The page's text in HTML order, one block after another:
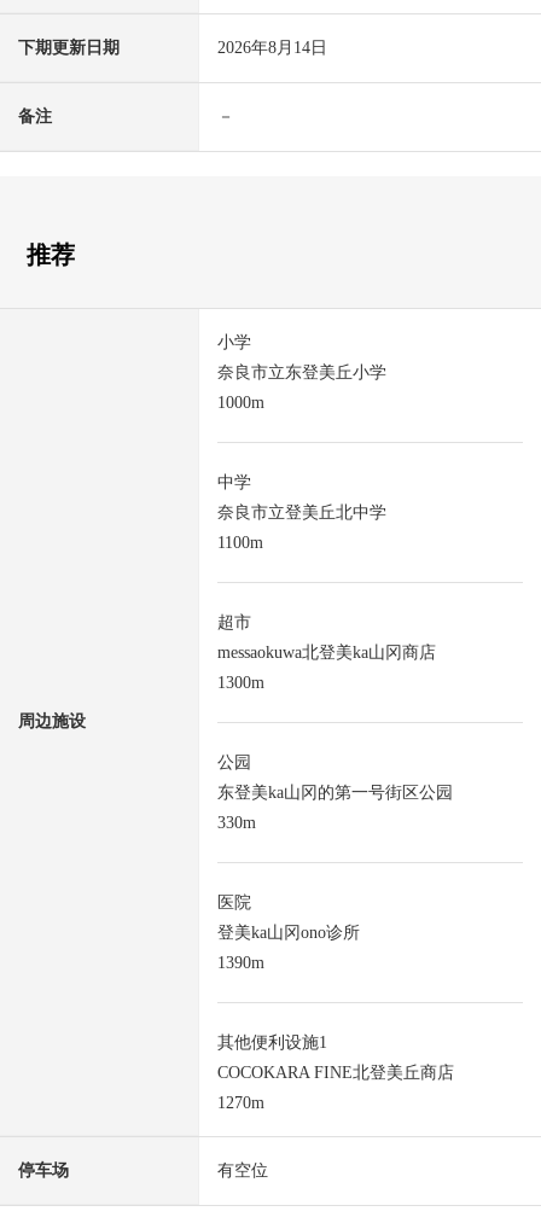
下期更新日期 2026年8月14日
备注 －
推荐
周边施设
小学
奈良市立东登美丘小学
1000m
中学
奈良市立登美丘北中学
1100m
超市
messaokuwa北登美ka山冈商店
1300m
公园
东登美ka山冈的第一号街区公园
330m
医院
登美ka山冈ono诊所
1390m
其他便利设施1
COCOKARA FINE北登美丘商店
1270m
停车场 有空位